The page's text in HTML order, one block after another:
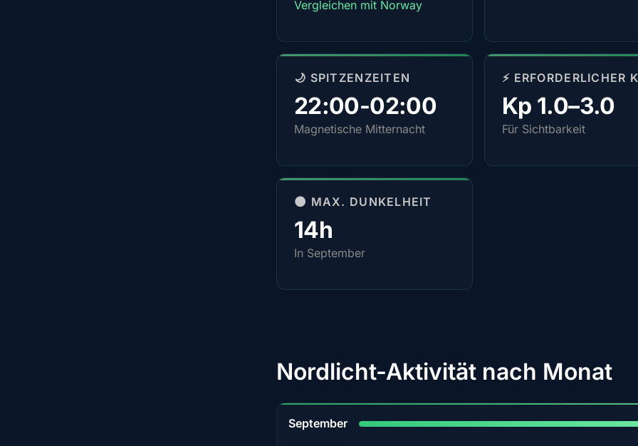
Vergleichen mit Norway
🌙 SPITZENZEITEN
22:00-02:00
Magnetische Mitternacht
⚡ ERFORDERLICHER
Kp 1.0–3.0
Für Sichtbarkeit
🌑 MAX. DUNKELHEIT
14h
In September
Nordlicht-Aktivität nach Monat
September